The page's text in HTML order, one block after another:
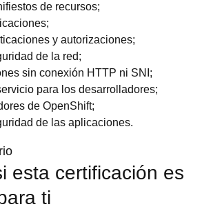
de recursos;
y autorizaciones;
de la red;
sin conexión HTTP ni SNI;
para los desarrolladores;
de OpenShift;
de las aplicaciones.
esta certificación es
ti